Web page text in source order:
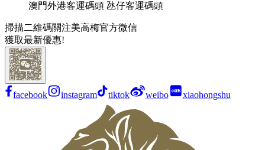
澳門外港客運碼頭 氹仔客運碼頭
掃描二維碼關注美高梅官方微信
獲取最新優惠!
facebook instagram tiktok weibo xiaohongshu